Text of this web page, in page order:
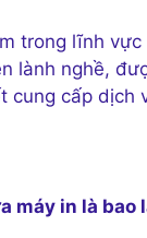
trong lĩnh
lành nghề,
cung cấp dịch
máy in là bao